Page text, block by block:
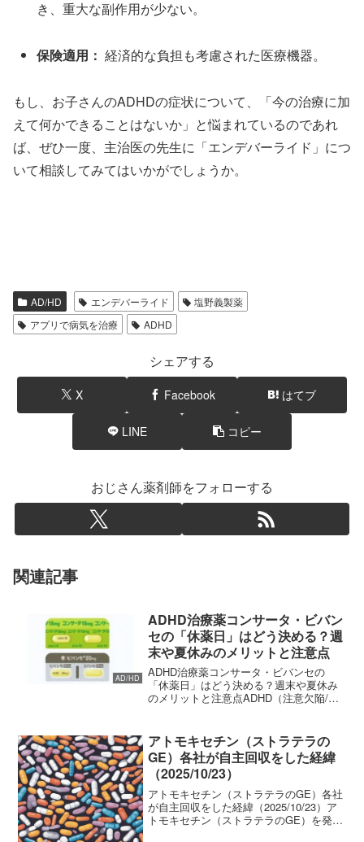
き、重大な副作用が少ない。
保険適用： 経済的な負担も考慮された医療機器。
もし、お子さんのADHDの症状について、「今の治療に加
えて何かできることはないか」と悩まれているのであれ
ば、ぜひ一度、主治医の先生に「エンデバーライド」につ
いて相談してみてはいかがでしょうか。
AD/HD エンデバーライド
塩野義製薬
アプリで病気を治療
ADHD
シェアする
X Facebook はてブ
LINE コピー
おじさん薬剤師をフォローする
関連記事
AD/HD
ADHD治療薬コンサータ・ビバン
セの「休薬日」はどう決める？週
末や夏休みのメリットと注意点
ADHD治療薬コンサータ・ビバンセの
「休薬日」はどう決める？週末や夏休み
のメリットと注意点ADHD（注意欠陥/多
て、大きな悩みの一つが「薬をいつ休む
か（休薬日）」という...
アトモキセチン（ストラテラの
GE）各社が自主回収をした経緯
（2025/10/23）
アトモキセチン（ストラテラのGE）各社
が自主回収をした経緯（2025/10/23）ア
トモキセチン（ストラテラのGE）を発売